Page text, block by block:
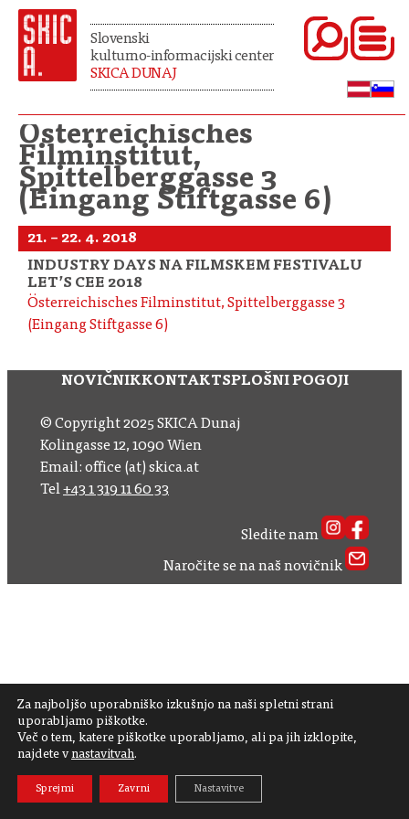
Slovenski
kulturno-informacijski center
SKICA DUNAJ
Österreichisches
Filminstitut,
Spittelberggasse 3
(Eingang Stiftgasse 6)
21. – 22. 4. 2018
INDUSTRY DAYS NA FILMSKEM FESTIVALU
LET’S CEE 2018
Österreichisches Filminstitut, Spittelberggasse 3
(Eingang Stiftgasse 6)
Za najboljšo uporabniško izkušnjo na naši spletni strani
uporabljamo piškotke.
Več o tem, katere piškotke uporabljamo, ali pa jih izklopite,
najdete v nastavitvah.
Sprejmi Zavrni Nastavitve
NOVIČNIKKONTAKTSPLOŠNI POGOJI
© Copyright 2025 SKICA Dunaj
Kolingasse 12, 1090 Wien
Email: office (at) skica.at
Tel+43 1 319 11 60 33
Sledite nam
Naročite se na naš novičnik